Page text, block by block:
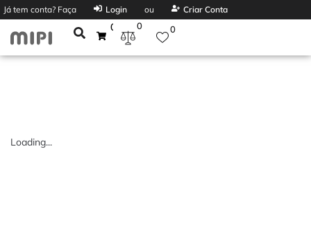
Já tem conta? Faça Login ou Criar Conta
0 0 0
Loading...